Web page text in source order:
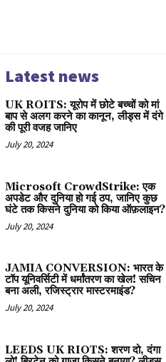
Latest news
UK ROITS: यूरोप में छोटे बच्चों को मां
बाप से अलग करने का कानून, लीड्स में दंगे
की पूरी वजह जानिए
July 20, 2024
Microsoft CrowdStrike: एक
अपडेट और दुनिया हो गई ठप, जानिए कुछ
घंटे तक किसने दुनिया को किया ऑफ़लाइन?
July 20, 2024
JAMIA CONVERSION: भारत के
टॉप यूनिवर्सिटी में धर्मांतरण का खेल! सचिन
बना अली, रजिस्ट्रार मास्टरमाइंड?
July 20, 2024
LEEDS UK RIOTS: शरण दो, दंगा